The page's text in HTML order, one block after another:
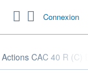
Connexion
CAC 40 R (C)